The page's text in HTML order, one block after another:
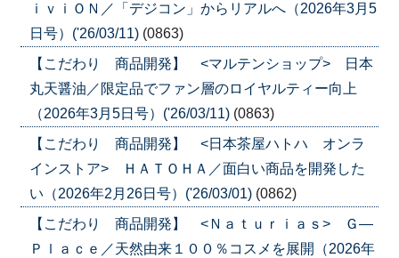
ｉｖｉＯＮ／「デジコン」からリアルへ（2026年3月5
日号）('26/03/11) (0863)
【こだわり 商品開発】 <マルテンショップ> 日本
丸天醤油／限定品でファン層のロイヤルティー向上
（2026年3月5日号）('26/03/11) (0863)
【こだわり 商品開発】 <日本茶屋ハトハ オンラ
インストア> ＨＡＴＯＨＡ／面白い商品を開発した
い（2026年2月26日号）('26/03/01) (0862)
【こだわり 商品開発】 <Ｎａｔｕｒｉａｓ> Ｇ―
Ｐｌａｃｅ／天然由来１００％コスメを展開（2026年